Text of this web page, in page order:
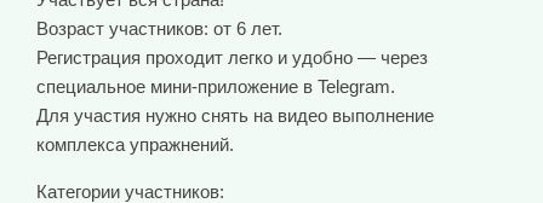
Возраст участников: от 6 лет.
Регистрация проходит легко и удобно — через
специальное мини-приложение в Telegram.
Для участия нужно снять на видео выполнение
комплекса упражнений.
Категории участников: